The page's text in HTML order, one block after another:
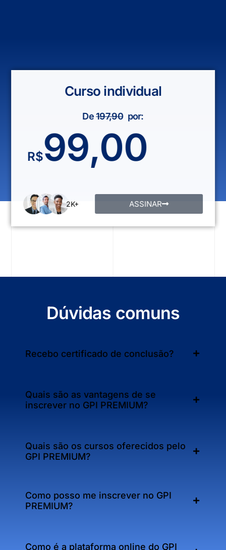
Curso individual
De197,90por:
R$99,00
2K+ ASSINAR
Dúvidas comuns
Recebo certificado de conclusão?
Quais são as vantagens de se
inscrever no GPI PREMIUM?
Quais são os cursos oferecidos pelo
GPI PREMIUM?
Como posso me inscrever no GPI
PREMIUM?
Como é a plataforma online do GPI